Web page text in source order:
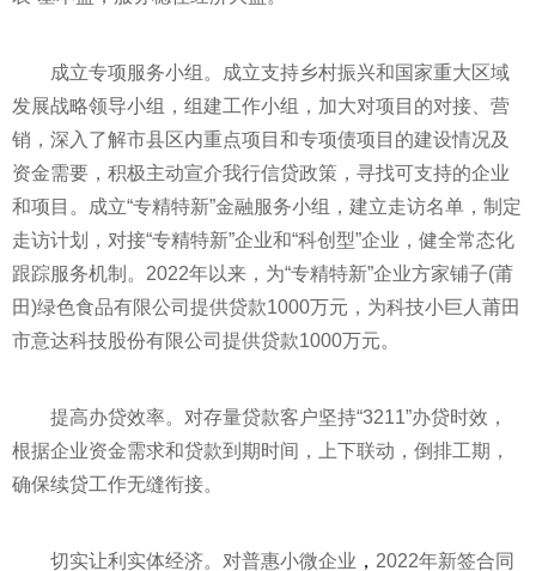
成立专项服务小组。成立支持乡村振兴和国家重大区域
发展战略领导小组，组建工作小组，加大对项目的对接、营
销，深入了解市县区内重点项目和专项债项目的建设情况及
资金需要，积极主动宣介我行信贷政策，寻找可支持的企业
和项目。成立“专精特新”金融服务小组，建立走访名单，制定
走访计划，对接“专精特新”企业和“科创型”企业，健全常态化
跟踪服务机制。2022年以来，为“专精特新”企业方家铺子(莆
田)绿色食品有限公司提供贷款1000万元，为科技小巨人莆田
市意达科技股份有限公司提供贷款1000万元。
提高办贷效率。对存量贷款客户坚持“3211”办贷时效，
根据企业资金需求和贷款到期时间，上下联动，倒排工期，
确保续贷工作无缝衔接。
切实让利实体经济。对普惠小微企业 ， 2022年新签合同